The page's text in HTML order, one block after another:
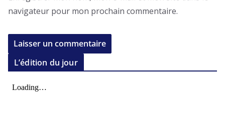
navigateur pour mon prochain commentaire.
L’édition du jour